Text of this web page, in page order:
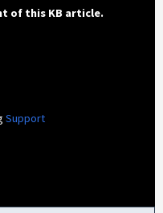
of this KB article.
Support